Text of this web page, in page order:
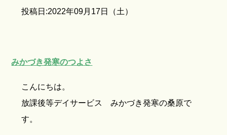
投稿日:2022年09月17日（土）
みかづき発寒のつよさ
こんにちは。
放課後等デイサービス みかづき発寒の桑原で
す。